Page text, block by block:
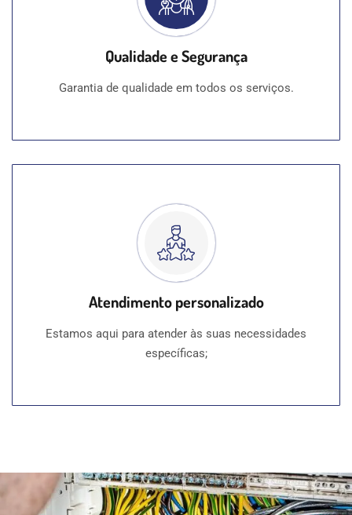
Qualidade e Segurança
Garantia de qualidade em todos os serviços.
Atendimento personalizado
Estamos aqui para atender às suas necessidades
específicas;